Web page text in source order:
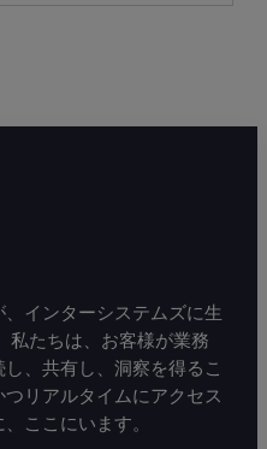
インターシステムズに生
私たちは、お客様が業務
、共有し、洞察を得るこ
リアルタイムにアクセス
ここにいます。